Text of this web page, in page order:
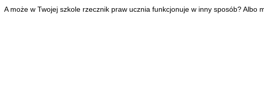
A może w Twojej szkole rzecznik praw ucznia funkcjonuje w inny sposób?